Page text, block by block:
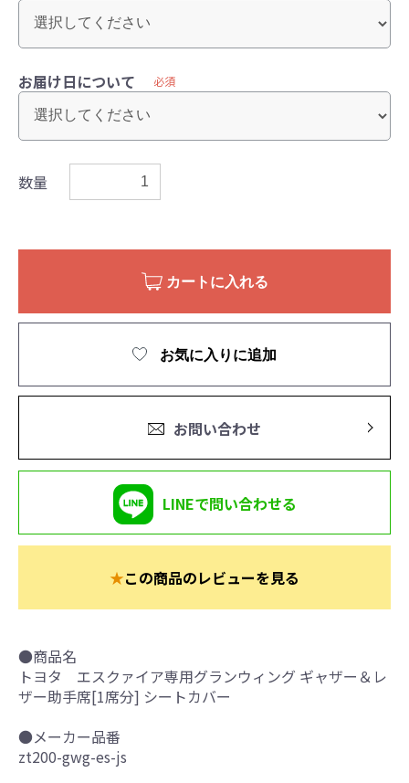
お届け日について 必須
数量
カートに入れる
お気に入りに追加
お問い合わせ
LINEで問い合わせる
★この商品のレビューを見る
●商品名
トヨタ エスクァイア専用グランウィング ギャザー＆レ
ザー助手席[1席分] シートカバー
●メーカー品番
zt200-gwg-es-js